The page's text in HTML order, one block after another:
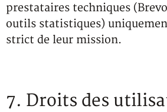
prestataires techniques
outils statistiques)
strict de leur mission.
7. Droits des